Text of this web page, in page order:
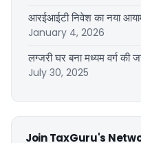
आरईआईटी निवेश का नया
January 4, 2026
लग्जरी घर बना मध्यम वर्ग की
July 30, 2025
Join TaxGuru's